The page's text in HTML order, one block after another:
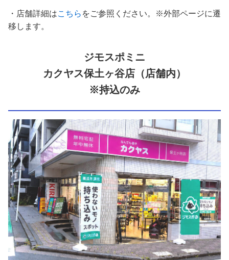
・店舗詳細はこちら をご参照ください。※外部ページに遷
移します。
ジモスポミニ
カクヤス保土ヶ谷店（店舗内）
※持込のみ